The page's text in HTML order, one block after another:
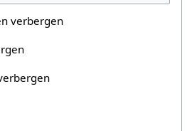
verbergen